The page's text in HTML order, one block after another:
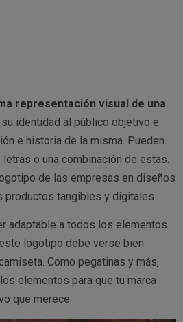
representación visual de una
identidad al público objetivo e
e historia de la misma. Pueden
o una combinación de estas.
de las empresas en diseños
productos tangibles y digitales.
adaptable a todos los elementos
logotipo debe verse bien
Como pegatinas y más,
elementos para que tu marca
que merece.